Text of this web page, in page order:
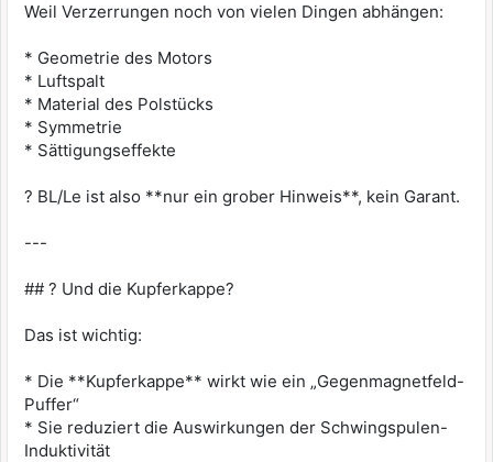
Weil Verzerrungen noch von vielen Dingen abhängen:
* Geometrie des Motors
* Luftspalt
* Material des Polstücks
* Symmetrie
* Sättigungseffekte
? BL/Le ist also **nur ein grober Hinweis**, kein Garant.
---
## ? Und die Kupferkappe?
Das ist wichtig:
* Die **Kupferkappe** wirkt wie ein „Gegenmagnetfeld-
Puffer“
* Sie reduziert die Auswirkungen der Schwingspulen-
Induktivität